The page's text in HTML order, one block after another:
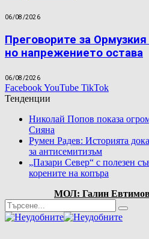
06/08/2026
Преговорите за
но напрежението остава
06/08/2026
FacebookYouTube TikTok
Тенденции
Николай Попов показа
Сияна
Румен Радев: Историята
за антисемитизъм
„Пазари Север“ с полезен
корените на копъра
МОЛ: Галин Евтимов